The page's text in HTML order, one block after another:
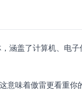
涵盖了计算机、电
意味着傲雷更看重你